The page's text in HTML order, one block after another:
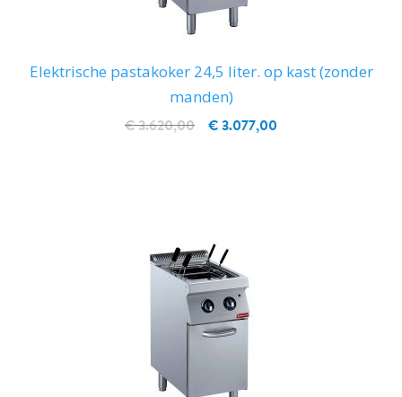
Elektrische pastakoker 24,5 liter. op kast (zonder
manden)
€ 3.077,00
€ 3.620,00